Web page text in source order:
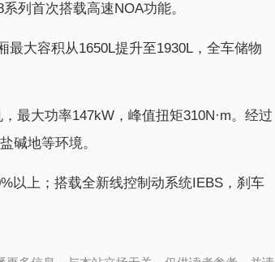
列首次搭载高速NOA功能。
大容积从1650L提升至1930L，全车储物
最大功率147kW，峰值扭矩310N·m。经过
碱地等环境。
以上；搭载全新线控制动系统IEBS，刹车